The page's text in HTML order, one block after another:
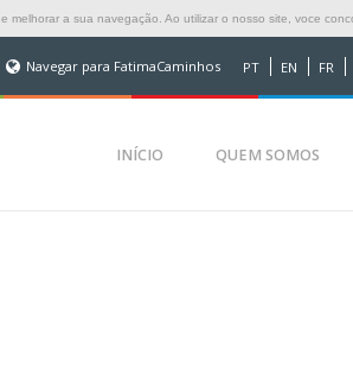
a sua navegação. Ao utilizar o nosso site, voce
Navegar para FatimaCaminhos PT EN FR
INÍCIO QUEM SOMOS